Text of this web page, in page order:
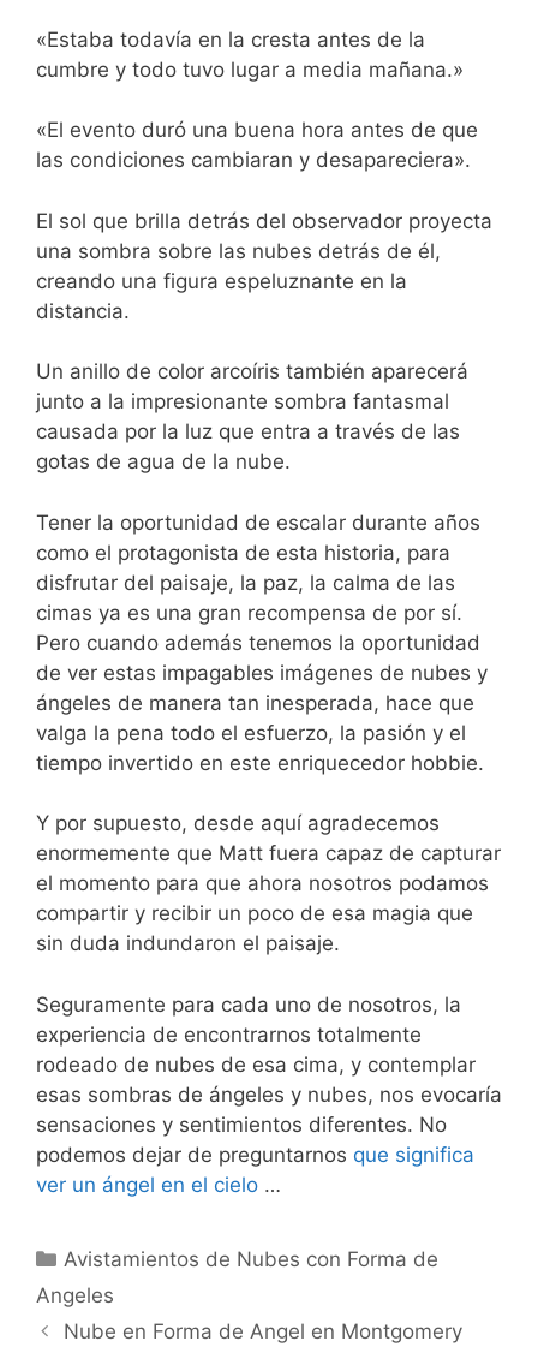
«Estaba todavía en la cresta antes de la
cumbre y todo tuvo lugar a media mañana.»
«El evento duró una buena hora antes de que
las condiciones cambiaran y desapareciera».
El sol que brilla detrás del observador proyecta
una sombra sobre las nubes detrás de él,
creando una figura espeluznante en la
distancia.
Un anillo de color arcoíris también aparecerá
junto a la impresionante sombra fantasmal
causada por la luz que entra a través de las
gotas de agua de la nube.
Tener la oportunidad de escalar durante años
como el protagonista de esta historia, para
disfrutar del paisaje, la paz, la calma de las
cimas ya es una gran recompensa de por sí.
Pero cuando además tenemos la oportunidad
de ver estas impagables imágenes de nubes y
ángeles de manera tan inesperada, hace que
valga la pena todo el esfuerzo, la pasión y el
tiempo invertido en este enriquecedor hobbie.
Y por supuesto, desde aquí agradecemos
enormemente que Matt fuera capaz de capturar
el momento para que ahora nosotros podamos
compartir y recibir un poco de esa magia que
sin duda indundaron el paisaje.
Seguramente para cada uno de nosotros, la
experiencia de encontrarnos totalmente
rodeado de nubes de esa cima, y contemplar
esas sombras de ángeles y nubes, nos evocaría
sensaciones y sentimientos diferentes. No
podemos dejar de preguntarnos que significa
ver un ángel en el cielo …
Categorías
Avistamientos de Nubes con Forma de
Angeles
Nube en Forma de Angel en Montgomery